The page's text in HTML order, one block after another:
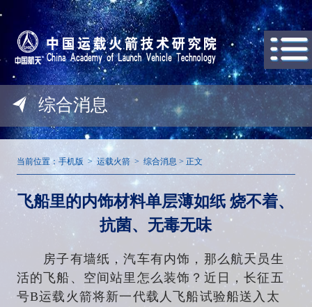
综合消息
当前位置： 手机版 > 运载火箭 > 综合消息 > 正文
飞船里的内饰材料单层薄如纸 烧不着、
抗菌、无毒无味
房子有墙纸，汽车有内饰，那么航天员生
活的飞船、空间站里怎么装饰？近日，长征五
号B运载火箭将新一代载人飞船试验船送入太